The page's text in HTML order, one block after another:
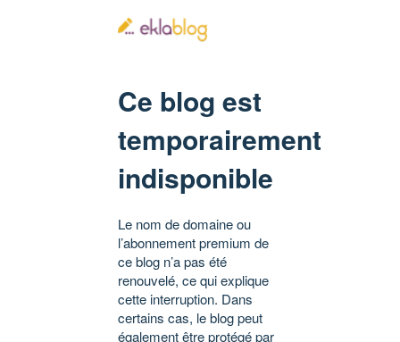
Ce blog est
temporairement
indisponible
Le nom de domaine ou
l’abonnement premium de
ce blog n’a pas été
renouvelé, ce qui explique
cette interruption. Dans
certains cas, le blog peut
également être protégé par